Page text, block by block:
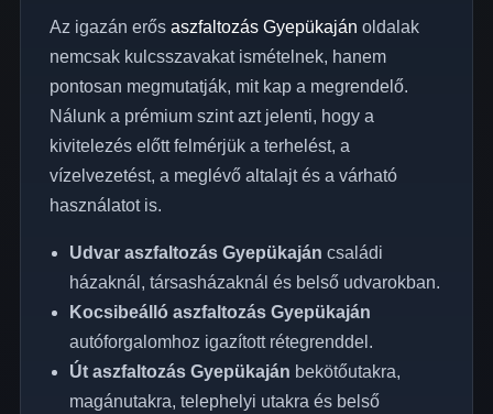
Az igazán erős aszfaltozás Gyepükaján oldalak
nemcsak kulcsszavakat ismételnek, hanem
pontosan megmutatják, mit kap a megrendelő.
Nálunk a prémium szint azt jelenti, hogy a
kivitelezés előtt felmérjük a terhelést, a
vízelvezetést, a meglévő altalajt és a várható
használatot is.
Udvar aszfaltozás Gyepükaján családi
házaknál, társasházaknál és belső udvarokban.
Kocsibeálló aszfaltozás Gyepükaján
autóforgalomhoz igazított rétegrenddel.
Út aszfaltozás Gyepükaján bekötőutakra,
magánutakra, telephelyi utakra és belső